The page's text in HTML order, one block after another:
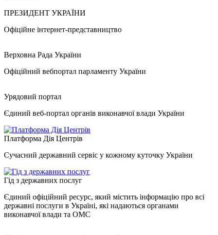
ПРЕЗИДЕНТ УКРАЇНИ
Офіційне інтернет-представництво
Верховна Рада України
Офіційний вебпортал парламенту України
Урядовий портал
Єдиний веб-портал органів виконавчої влади України
Платформа Дія Центрів
Сучасний державний сервіс у кожному куточку України
Гід з державних послуг
Єдиний офіційний ресурс, який містить інформацію про всі
державні послуги в Україні, які надаються органами
виконавчої влади та ОМС